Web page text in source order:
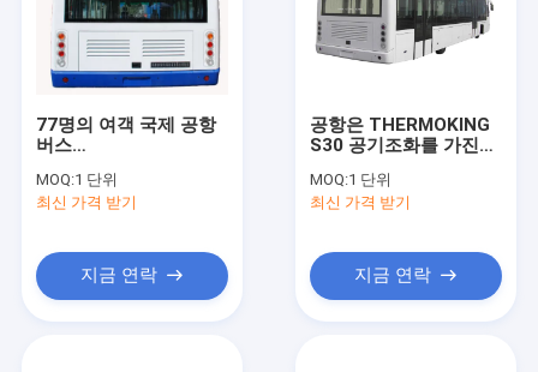
77명의 여객 국제 공항
버스
MOQ:1 단위
최신 가격 받기
지금 연락
공항은 THERMOKING
S30 공기조화를 가진
합니다
MOQ:1 단위
최신 가격 받기
지금 연락